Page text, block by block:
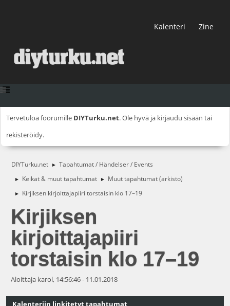
Kalenteri Zine
Tervetuloa foorumille DIYTurku.net. Ole hyvä ja kirjaudu sisään tai
rekisteröidy.
DIYTurku.net ► Tapahtumat / Händelser / Events
► Keikat & muut tapahtumat ► Muut tapahtumat (arkisto)
► Kirjiksen kirjoittajapiiri torstaisin klo 17–19
Kirjiksen
kirjoittajapiiri
torstaisin klo 17–19
Aloittaja karol, 14:56:46 - 11.01.2018
Kalenteriin linkitetyt tapahtumat